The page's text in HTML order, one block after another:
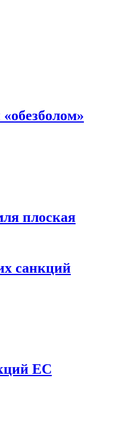
плоская
санкций
ЕС